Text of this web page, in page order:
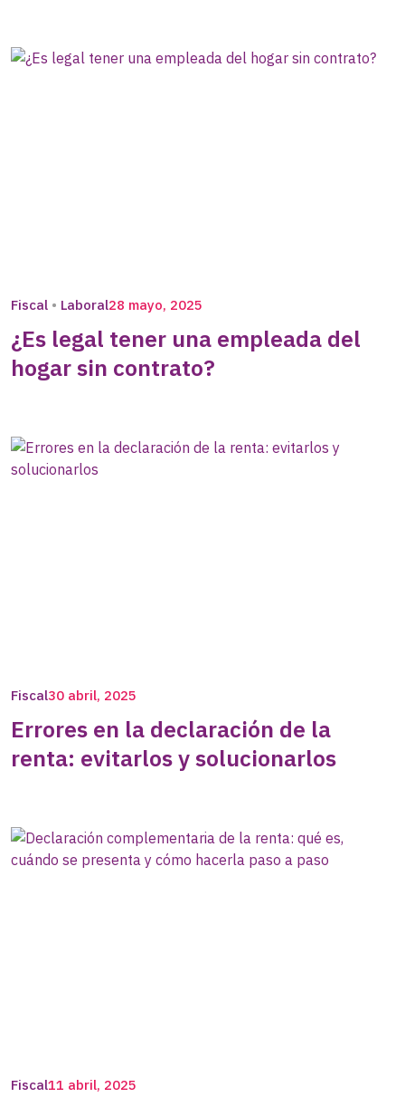
Fiscal Laboral28 mayo, 2025
¿Es legal tener una empleada del
hogar sin contrato?
Fiscal30 abril, 2025
Errores en la declaración de la
renta: evitarlos y solucionarlos
Fiscal11 abril, 2025